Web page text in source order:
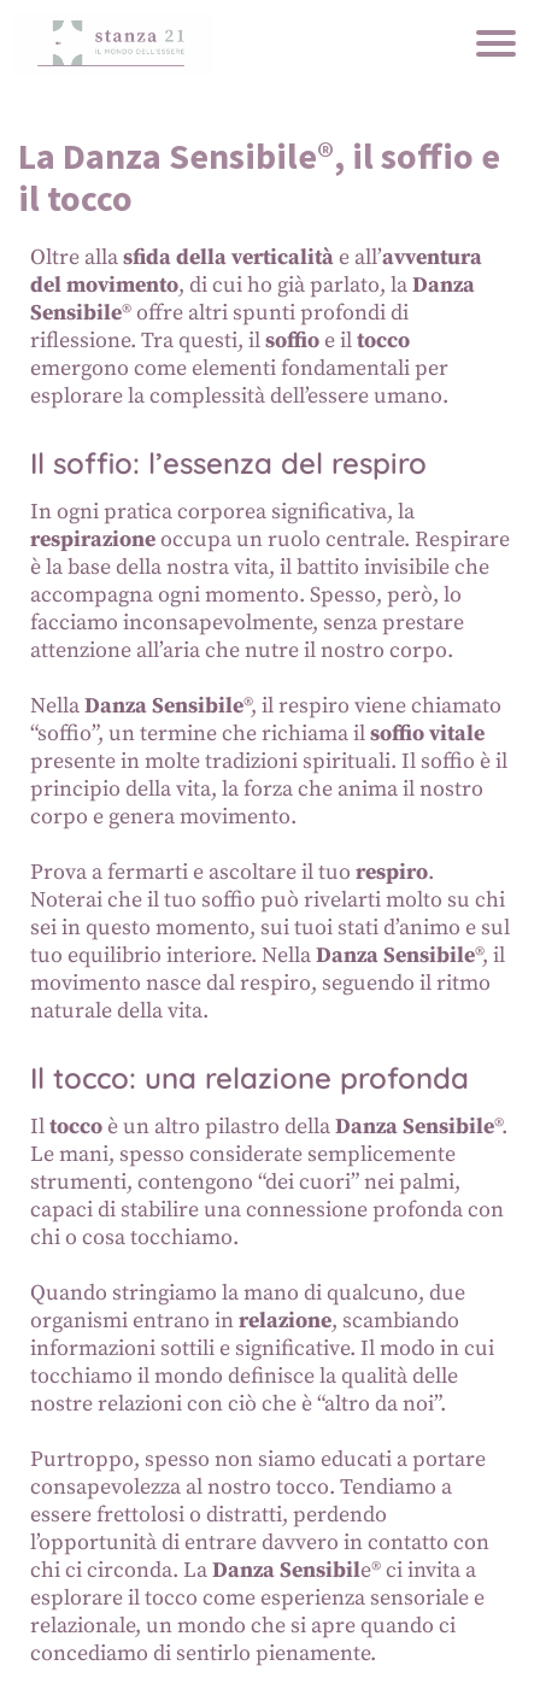
La Danza Sensibile®, il soffio e
il tocco
Oltre allasfida della verticalità e all’avventura
del movimento, di cui ho già parlato, laDanza
Sensibile® offre altri spunti profondi di
riflessione. Tra questi, ilsoffio e iltocco
emergono come elementi fondamentali per
esplorare la complessità dell’essere umano.
Il soffio: l’essenza del respiro
In ogni pratica corporea significativa, la
respirazioneoccupa un ruolo centrale. Respirare
è la base della nostra vita, il battito invisibile che
accompagna ogni momento. Spesso, però, lo
facciamo inconsapevolmente, senza prestare
attenzione all’aria che nutre il nostro corpo.
NellaDanza Sensibile®, il respiro viene chiamato
“soffio”, un termine che richiama ilsoffio vitale
presente in molte tradizioni spirituali. Il soffio è il
principio della vita, la forza che anima il nostro
corpo e genera movimento.
Prova a fermarti e ascoltare il tuo respiro.
Noterai che il tuo soffio può rivelarti molto su chi
sei in questo momento, sui tuoi stati d’animo e sul
tuo equilibrio interiore. NellaDanza Sensibile®, il
movimento nasce dal respiro, seguendo il ritmo
naturale della vita.
Il tocco: una relazione profonda
Iltocco è un altro pilastro dellaDanza Sensibile®.
Le mani, spesso considerate semplicemente
strumenti, contengono “dei cuori” nei palmi,
capaci di stabilire una connessione profonda con
chi o cosa tocchiamo.
Quando stringiamo la mano di qualcuno, due
organismi entrano inrelazione, scambiando
informazioni sottili e significative. Il modo in cui
tocchiamo il mondo definisce la qualità delle
nostre relazioni con ciò che è “altro da noi”.
Purtroppo, spesso non siamo educati a portare
consapevolezza al nostro tocco. Tendiamo a
essere frettolosi o distratti, perdendo
l’opportunità di entrare davvero in contatto con
chi ci circonda. LaDanza Sensibile® ci invita a
esplorare il tocco come esperienza sensoriale e
relazionale, un mondo che si apre quando ci
concediamo di sentirlo pienamente.